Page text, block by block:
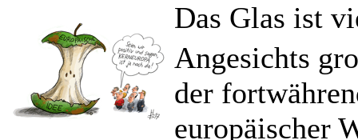
Das Glas ist
Angesichts
der
europäischer